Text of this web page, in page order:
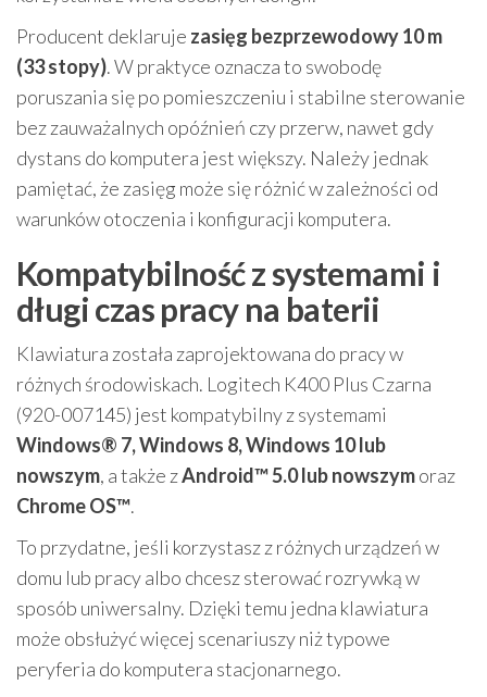
Producent deklaruje zasięg bezprzewodowy 10 m
(33 stopy). W praktyce oznacza to swobodę
poruszania się po pomieszczeniu i stabilne sterowanie
bez zauważalnych opóźnień czy przerw, nawet gdy
dystans do komputera jest większy. Należy jednak
pamiętać, że zasięg może się różnić w zależności od
warunków otoczenia i konfiguracji komputera.
Kompatybilność z systemami i
długi czas pracy na baterii
Klawiatura została zaprojektowana do pracy w
różnych środowiskach. Logitech K400 Plus Czarna
(920-007145) jest kompatybilny z systemami
Windows® 7, Windows 8, Windows 10 lub
nowszym, a także zAndroid™ 5.0 lub nowszymoraz
Chrome OS™.
To przydatne, jeśli korzystasz z różnych urządzeń w
domu lub pracy albo chcesz sterować rozrywką w
sposób uniwersalny. Dzięki temu jedna klawiatura
może obsłużyć więcej scenariuszy niż typowe
peryferia do komputera stacjonarnego.